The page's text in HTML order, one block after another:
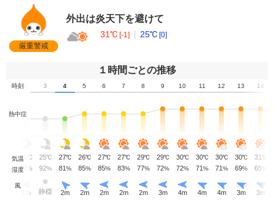
厳重警戒
外出は炎天下を避けて
31℃ [-1] 25℃ [0]
１時間ごとの推移
時刻 3 4 5 6 7 8 9 10 11 12 13 14
熱中症
気温
℃ 25 ℃ 25℃ 27℃ 26℃ 27℃ 27℃ 29℃ 29℃ 30℃ 30℃ 30℃ 30℃ 31℃
湿度
% 92 % 92% 81% 85% 85% 83% 77% 72% 72% 71% 71% 69% 65%
風
m 静穏 2m 2m 2m 2m 2m 3m 4m 4m 4m 3m 3m